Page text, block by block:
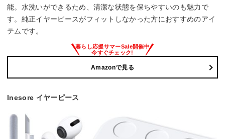
能。水洗いができるため、清潔な状態を保ちやすいのも魅力で
す。純正イヤーピースがフィットしなかった方におすすめのアイ
テムです。
Amazonで見る
Inesore イヤーピース